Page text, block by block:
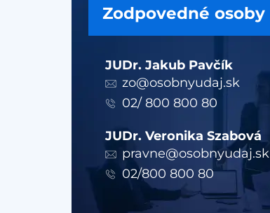
Zodpovedné osoby
JUDr. Jakub Pavčík
zo@osobnyudaj.sk
02/ 800 800 80
JUDr. Veronika Szabová
pravne@osobnyudaj.sk
02/800 800 80